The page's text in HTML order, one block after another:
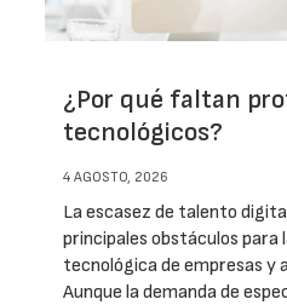
¿Por qué faltan
tecnológicos?
4 AGOSTO, 2026
La escasez de talento
principales obstáculos
tecnológica de empresas y
Aunque la demanda de